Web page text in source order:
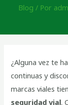
Blog / Por
¿Alguna vez te
continuas y
marcas viales
seguridad vial.